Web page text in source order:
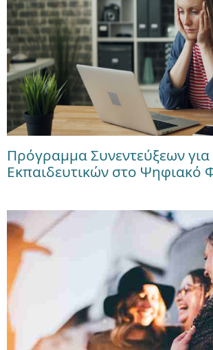
Πρόγραμμα Συνεντεύξεων
Εκπαιδευτικών στο Ψηφιακό